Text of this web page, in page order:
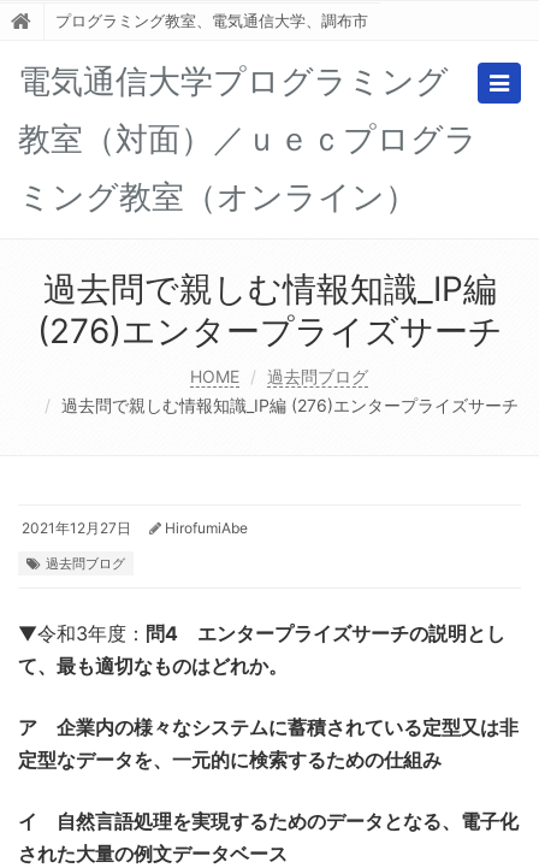
プログラミング教室、電気通信大学、調布市
電気通信大学プログラミング
教室（対面）／ｕｅｃプログラ
ミング教室（オンライン）
過去問で親しむ情報知識_IP編
(276)エンタープライズサーチ
HOME
過去問ブログ
過去問で親しむ情報知識_IP編 (276)エンタープライズサーチ
2021年12月27日 HirofumiAbe
過去問ブログ
▼令和3年度： 問4 エンタープライズサーチの説明とし
て、最も適切なものはどれか。
ア 企業内の様々なシステムに蓄積されている定型又は非
定型なデータを、一元的に検索するための仕組み
イ 自然言語処理を実現するためのデータとなる、電子化
された大量の例文データベース